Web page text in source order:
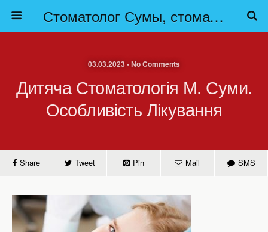
Стоматолог Сумы, стоматологические клиники Сумы, детская стоматология в Сумах. | Частная стоматология Сумы
03.03.2023 • No Comments
Дитяча Стоматологія М. Суми.
Особливість Лікування
Share Tweet Pin Mail SMS